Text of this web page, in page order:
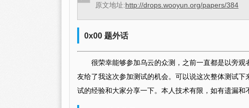
原文地址:http://drops.wooyun.org/papers/384
0x00 题外话
很荣幸能够参加乌云的众测，之前一直都是以旁
友给了我这次参加测试的机会。可以说这次整体测试
试的经验和大家分享一下。本人技术有限，如有遗漏和